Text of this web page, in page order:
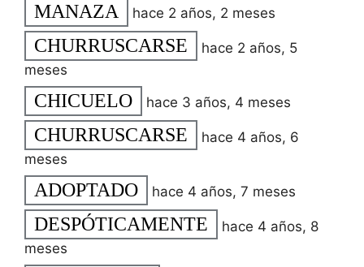
MANAZA hace 2 años, 2 meses
CHURRUSCARSE
hace 2 años, 5
meses
CHICUELO hace 3 años, 4 meses
CHURRUSCARSE
hace 4 años, 6
meses
ADOPTADO hace 4 años, 7 meses
DESPÓTICAMENTE
hace 4 años, 8
meses